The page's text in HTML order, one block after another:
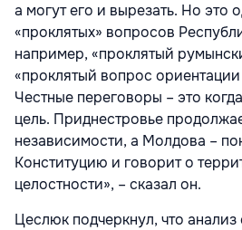
а могут его и вырезать. Но это
«проклятых» вопросов
например, «проклятый
«проклятый вопрос
Честные переговоры – это
цель. Приднестровье
независимости, а Молдова –
Конституцию и говорит о
целостности», – сказал он.
Цеслюк подчеркнул, что анализ